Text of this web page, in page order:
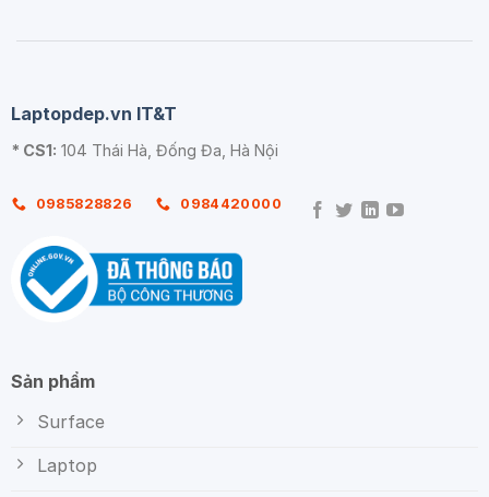
Laptopdep.vn IT&T
* CS1: 104 Thái Hà, Đống Đa, Hà Nội
0985828826 0984420000
Sản phẩm
Surface
Laptop